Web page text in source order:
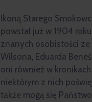
Ikoną Starego
powstał już w 1904
znanych osobistości ze
Wilsona, Eduarda
oni również w
niektórym z nich
także mogą się